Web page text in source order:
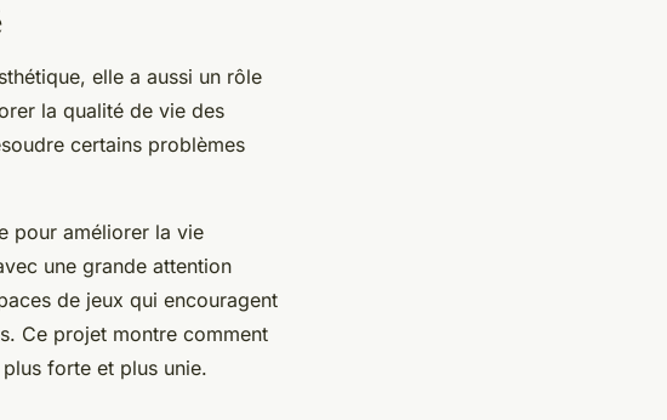
elle a aussi un rôle
la qualité de vie des
certains problèmes
pour améliorer la vie
une grande attention
de jeux qui encouragent
Ce projet montre comment
forte et plus unie.